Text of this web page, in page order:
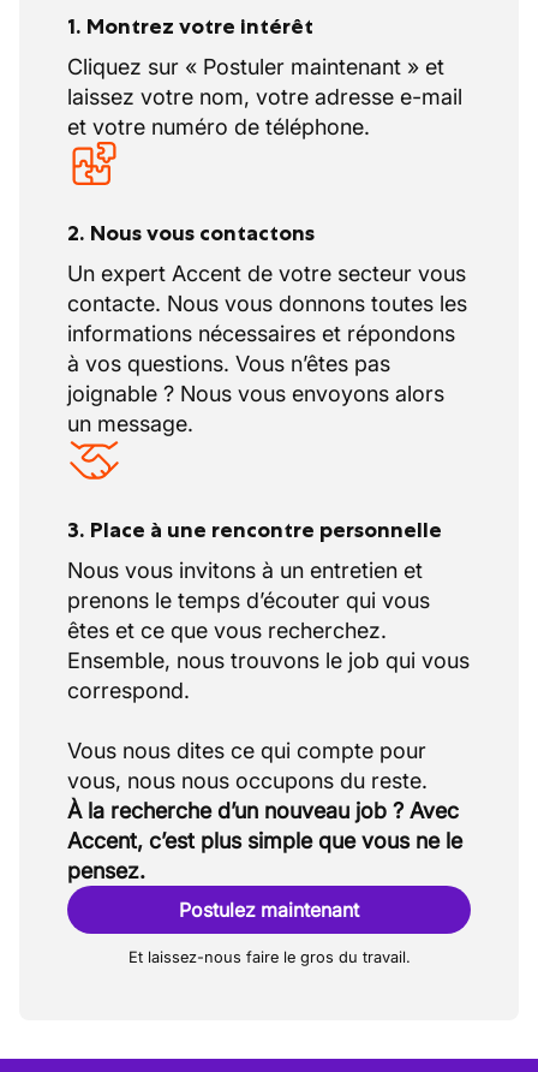
1. Montrez votre intérêt
Cliquez sur « Postuler maintenant » et
laissez votre nom, votre adresse e-mail
et votre numéro de téléphone.
2. Nous vous contactons
Un expert Accent de votre secteur vous
contacte. Nous vous donnons toutes les
informations nécessaires et répondons
à vos questions. Vous n’êtes pas
joignable ? Nous vous envoyons alors
un message.
3. Place à une rencontre personnelle
Nous vous invitons à un entretien et
prenons le temps d’écouter qui vous
êtes et ce que vous recherchez.
Ensemble, nous trouvons le job qui vous
correspond.
Vous nous dites ce qui compte pour
À la recherche d’un nouveau job ? Avec
Accent, c’est plus simple que vous ne le
pensez.
Postulez maintenant
Et laissez-nous faire le gros du travail.